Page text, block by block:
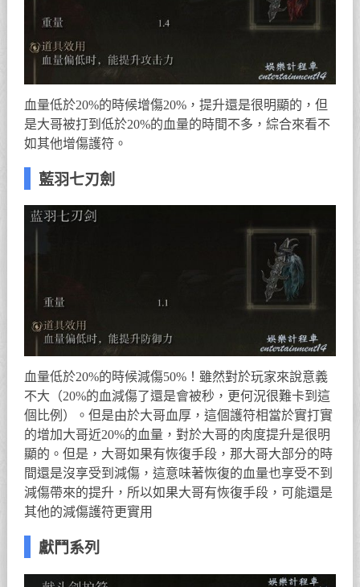
血量低於20%的時候增傷20%，提升還是很明顯的，但
是大哥被打到低於20%的血量的時間不多，綜合來看不
如其他增傷護符。
藍羽七刃劍
血量低於20%的時候減傷50%！雖然對於玩家來說意義
不大（20%的血減傷了還是會被秒，更何況很難卡到這
個比例）。但是由於大哥血厚，這個護符相當於實打實
的增加大哥近20%的血量，對於大哥的肉度提升是很明
顯的。但是，大哥如果有恢復手段，那大哥大部分的時
間還是沒享受到減傷，這意味著恢復的血量也享受不到
減傷帶來的提升，所以如果大哥有恢復手段，可能還是
其他的減傷護符更實用
獻鬥系列